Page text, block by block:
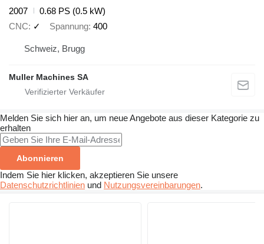
2007
0.68 PS (0.5 kW)
CNC
✓ Spannung 400
Schweiz, Brugg
Muller Machines SA
Melden Sie sich hier an, um neue Angebote aus dieser Kategorie zu
erhalten
Abonnieren
Indem Sie hier klicken, akzeptieren Sie unsere
Datenschutzrichtlinien und Nutzungsvereinbarungen.